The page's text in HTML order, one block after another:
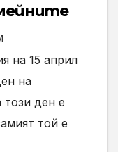
на 15 април
на
този ден е
той е